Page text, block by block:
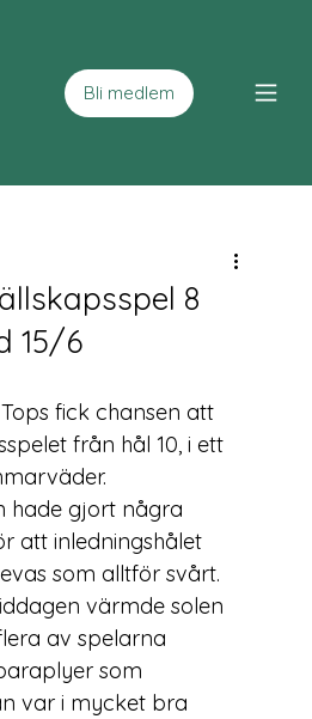
Bli medlem
8
15/6
fick chansen att
från hål 10, i ett
hade gjort några
att inledningshålet
som alltför svårt.
värmde solen
av spelarna
som
var i mycket bra